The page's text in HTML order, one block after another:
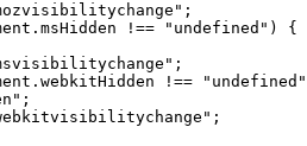
!== "undefined") {
!==